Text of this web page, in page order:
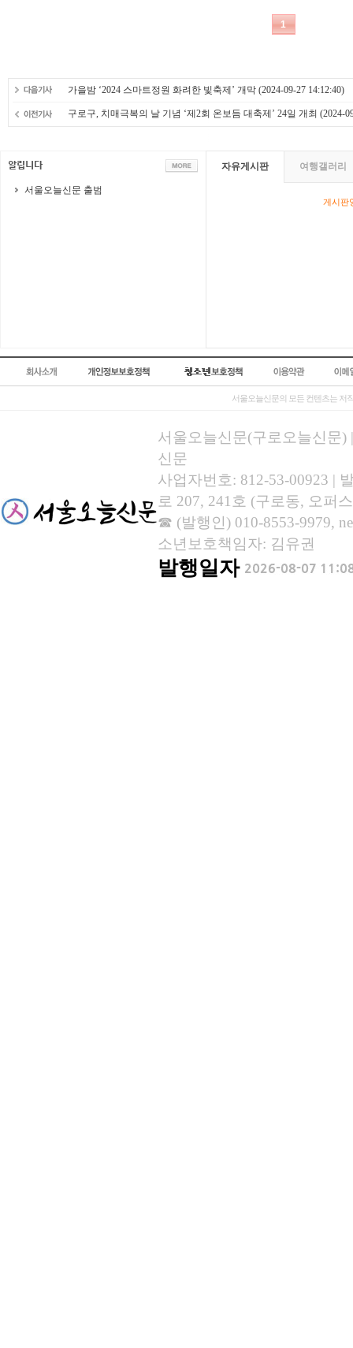
가을밤 ‘2024 스마트정원 화려한 빛축제’ 개막 (2024-09-27 14:12:40)
구로구, 치매극복의 날 기념 ‘제2회 온보듬 대축제’ 24일 개최 (2024-
서울오늘신문 출범
자유게시판 여행갤러리
게시판
서울오늘신문의 모든 컨텐츠는 저
서울오늘신문(구로오늘신문)
신문
사업자번호: 812-53-00923 |
로 207, 241호 (구로동, 오퍼
☎ (발행인) 010-8553-9979,
소년보호책임자: 김유권
발행일자